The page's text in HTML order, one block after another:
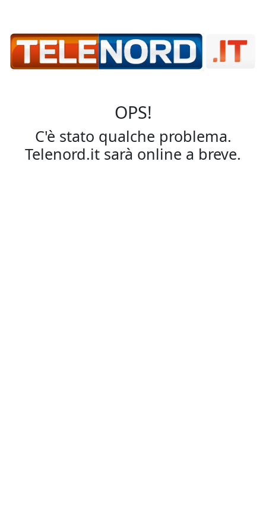
OPS!
C'è stato qualche problema.
Telenord.it sarà online a breve.